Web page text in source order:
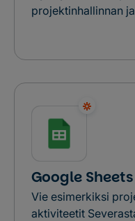
projektinhallinnan
Google Sheets
Vie esimerkiksi
aktiviteetit